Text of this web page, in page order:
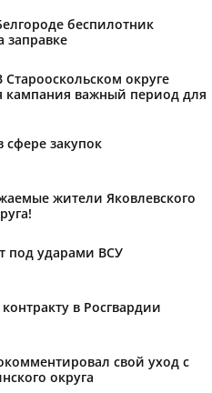
беспилотник
заправке
округе
кампания важный период для
сфере закупок
жители Яковлевского
под ударами ВСУ
в Росгвардии
свой уход с
округа